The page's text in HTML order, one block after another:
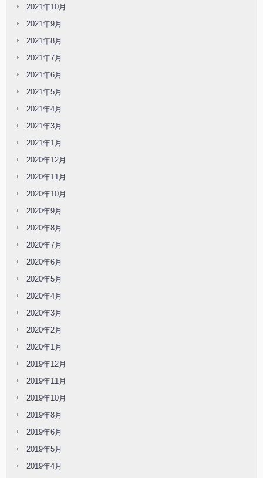
2021年10月
2021年9月
2021年8月
2021年7月
2021年6月
2021年5月
2021年4月
2021年3月
2021年1月
2020年12月
2020年11月
2020年10月
2020年9月
2020年8月
2020年7月
2020年6月
2020年5月
2020年4月
2020年3月
2020年2月
2020年1月
2019年12月
2019年11月
2019年10月
2019年8月
2019年6月
2019年5月
2019年4月